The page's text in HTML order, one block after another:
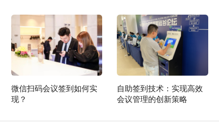
微信扫码会议签到如何实
现？
自助签到技术：实现高效
会议管理的创新策略